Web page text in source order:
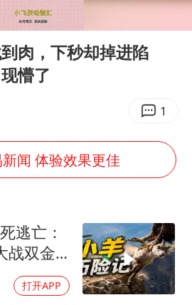
名创优品回应女子吐槽内裤质量差
国乒男单横滨冠军赛全军覆没
岁演员求职万岁山NPC成功
日本试射“战斧”导弹，国防部回应
彦斌获《歌手2026》歌王
国外贸延续良好增长态势
“新疆阿勒泰八月能滑雪”不实
肉，下秒却掉进陷
懵了
1
闻 体验效果更佳
逃亡：
战双金
打开APP